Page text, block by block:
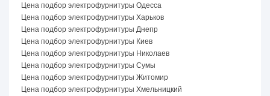
Цена подбор электрофурнитуры Одесса
Цена подбор электрофурнитуры Харьков
Цена подбор электрофурнитуры Днепр
Цена подбор электрофурнитуры Киев
Цена подбор электрофурнитуры Николаев
Цена подбор электрофурнитуры Сумы
Цена подбор электрофурнитуры Житомир
Цена подбор электрофурнитуры Хмельницкий